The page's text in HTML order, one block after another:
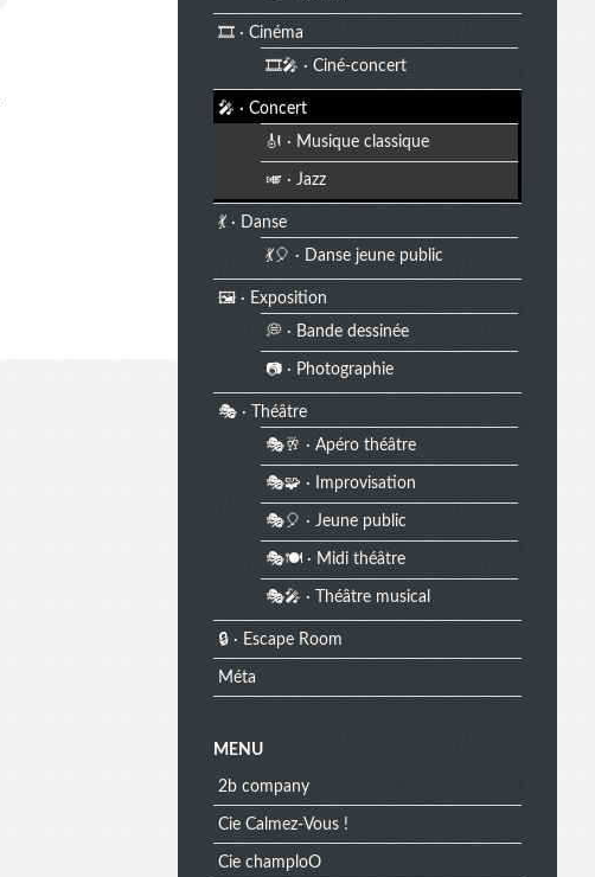
u
🎞️ · Cinéma
🎞️🎤 · Ciné-concert
🎤 · Concert
🎻 · Musique classique
🎺 · Jazz
💃 · Danse
💃🎈 · Danse jeune public
🖼️ · Exposition
💭 · Bande dessinée
📷 · Photographie
🎭 · Théâtre
🎭🥂 · Apéro théâtre
🎭🧩 · Improvisation
🎭🎈 · Jeune public
🎭🍽️ · Midi théâtre
🎭🎤 · Théâtre musical
🔒 · Escape Room
Méta
MENU
2b company
Cie Calmez-Vous !
Cie champloO